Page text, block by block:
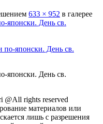
633 × 952 в галерее
японски. День св.
японски. День св.
@All rights reserved
материалов или
лишь с разрешения